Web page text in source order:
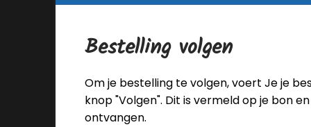
Bestelling volgen
Om je bestelling te volgen, voert Je je
knop "Volgen". Dit is vermeld op je bon
ontvangen.